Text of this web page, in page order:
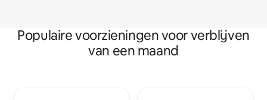
Populaire voorzieningen voor verblijven
van een maand